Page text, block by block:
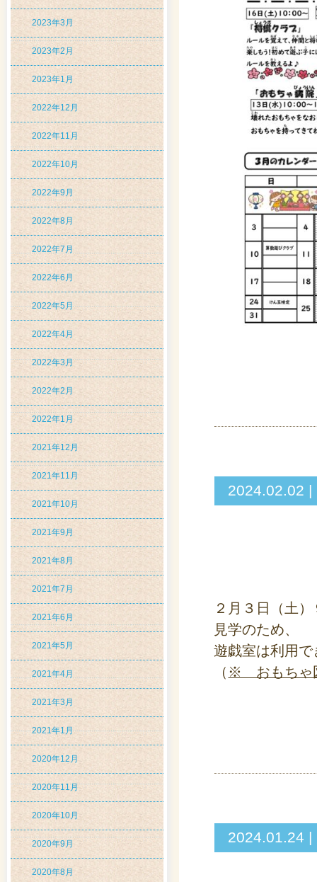
2023年3月
2023年2月
2023年1月
2022年12月
2022年11月
2022年10月
2022年9月
2022年8月
2022年7月
2022年6月
2022年5月
2022年4月
2022年3月
2022年2月
2022年1月
2021年12月
2021年11月
2021年10月
2021年9月
2021年8月
2021年7月
2021年6月
2021年5月
2021年4月
2021年3月
2021年1月
2020年12月
2020年11月
2020年10月
2020年9月
2020年8月
2024.02.02
２月３日（土
見学のため、
遊戯室は利用
（ ※ おもちゃ
2024.01.24